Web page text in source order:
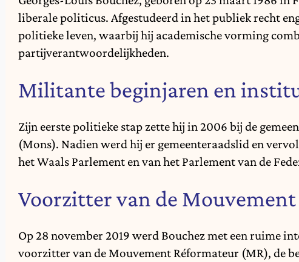
liberale politicus. Afgestudeerd in het publiek recht
politieke leven, waarbij hij academische vorming
partijverantwoordelijkheden.
Militante beginjaren en
Zijn eerste politieke stap zette hij in 2006 bij de
(Mons). Nadien werd hij er gemeenteraadslid en
het Waals Parlement en van het Parlement van de
Voorzitter van de
Op 28 november 2019 werd Bouchez met een ruime
voorzitter van de Mouvement Réformateur (MR), de